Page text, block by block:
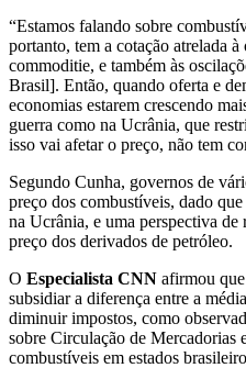
“Estamos falando sobre
portanto, tem a cotação atrelada
commoditie, e também às
Brasil]. Então, quando oferta e
economias estarem crescendo
guerra como na Ucrânia, que
isso vai afetar o preço, não tem
Segundo Cunha, governos de
preço dos combustíveis, dado
na Ucrânia, e uma perspectiva de
preço dos derivados de petróleo.
O Especialista CNN afirmou
subsidiar a diferença entre a
diminuir impostos, como
sobre Circulação de Mercadorias
combustíveis em estados